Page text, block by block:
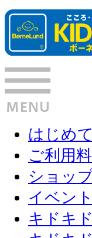
はじめ
ご利用
ショッ
イベン
キドキ